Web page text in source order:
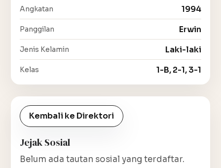
Angkatan 1994
Panggilan Erwin
Jenis Kelamin Laki-laki
Kelas 1-B, 2-1, 3-1
Kembali ke Direktori
Jejak Sosial
Belum ada tautan sosial yang terdaftar.